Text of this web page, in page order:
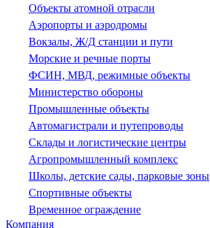
Объекты атомной отрасли
Аэропорты и аэродромы
Вокзалы, Ж/Д станции и пути
Морские и речные порты
ФСИН, МВД, режимные объекты
Министерство обороны
Промышленные объекты
Автомагистрали и путепроводы
Склады и логистические центры
Агропромышленный комплекс
Школы, детские сады, парковые зоны
Спортивные объекты
Временное ограждение
Компания